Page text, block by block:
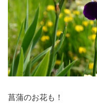
菖蒲のお花も！